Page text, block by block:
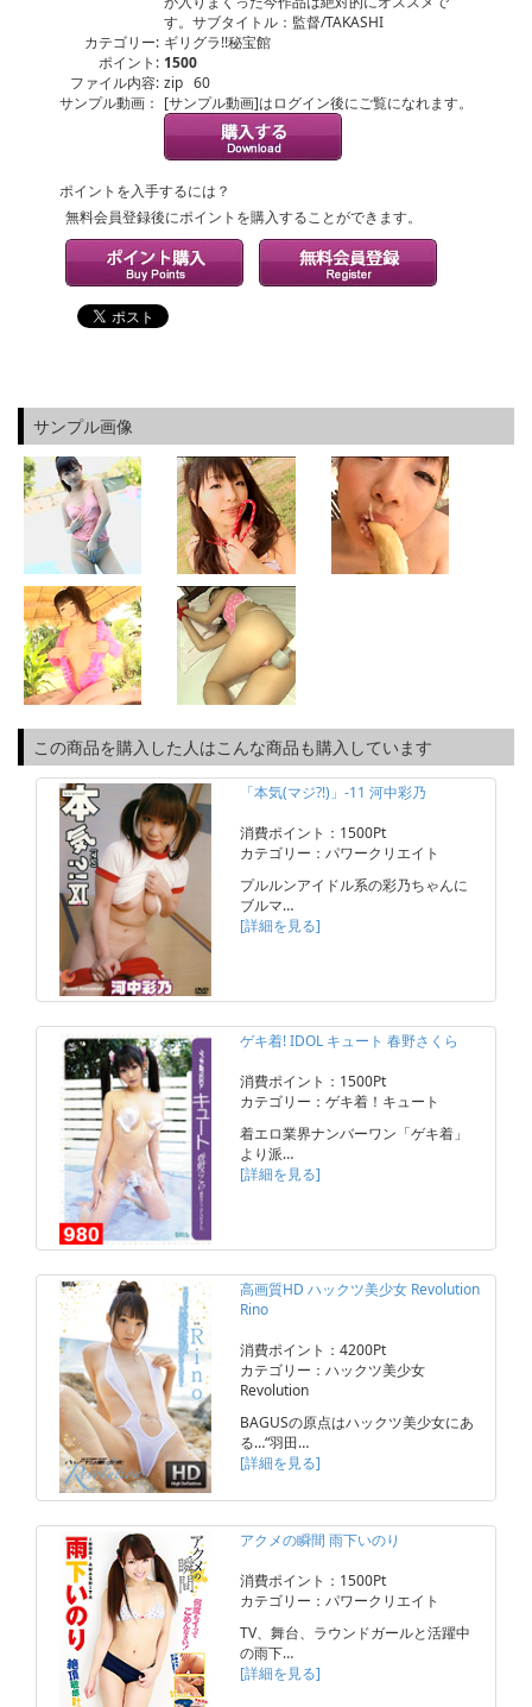
す。サブタイトル：監督/TAKASHI
カテゴリー: ギリグラ!!秘宝館
ポイント: 1500
ファイル内容: zip 60
サンプル動画： [サンプル動画]はログイン後にご覧になれます。
ポイントを入手するには？
無料会員登録後にポイントを購入することができます。
サンプル画像
この商品を購入した人はこんな商品も購入しています
「本気(マジ?!)」-11 河中彩乃
消費ポイント：1500Pt
カテゴリー：パワークリエイト
プルルンアイドル系の彩乃ちゃんに
ブルマ…
[詳細を見る]
ゲキ着! IDOL キュート 春野さくら
消費ポイント：1500Pt
カテゴリー：ゲキ着！キュート
着エロ業界ナンバーワン「ゲキ着」
より派…
[詳細を見る]
高画質HD ハックツ美少女 Revolution
Rino
消費ポイント：4200Pt
カテゴリー：ハックツ美少女
Revolution
BAGUSの原点はハックツ美少女にあ
る…“羽田…
[詳細を見る]
アクメの瞬間 雨下いのり
消費ポイント：1500Pt
カテゴリー：パワークリエイト
TV、舞台、ラウンドガールと活躍中
の雨下…
[詳細を見る]